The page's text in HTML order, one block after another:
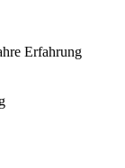
Erfahrung